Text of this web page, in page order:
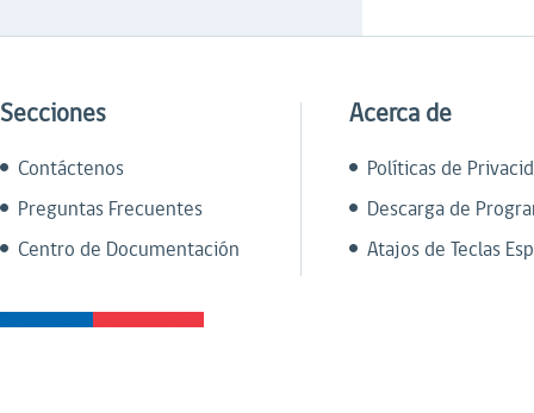
Secciones
Contáctenos
Preguntas Frecuentes
Centro de Documentación
Acerca de
Políticas de
Descarga de
Atajos de Teclas